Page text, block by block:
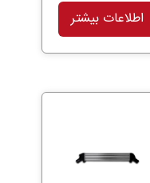
اطلاعات بیشتر